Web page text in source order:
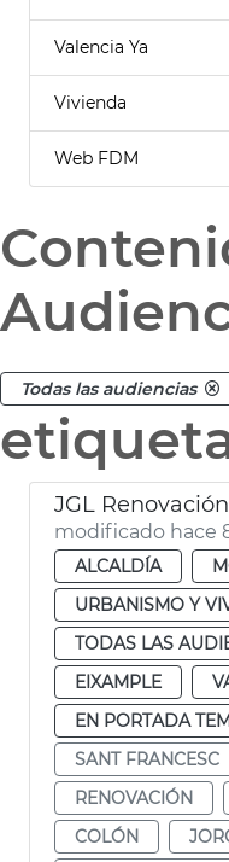
Valencia Ya
Vivienda
Web FDM
Todas las audiencias
JGL
modificado hace
ALCALDÍA
URBANISMO Y
TODAS LAS
EIXAMPLE
EN PORTADA
SANT FRANCESC
RENOVACIÓN
COLÓN